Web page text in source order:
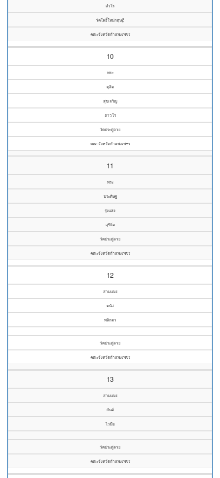
สํวโร
วัดโพธิ์ใหม่กฤษฎี
คณะจังหวัดกำแพงเพชร
10
พระ
ดุสิต
สุขเจริญ
ถาวโร
วัดประดู่ลาย
คณะจังหวัดกำแพงเพชร
11
พระ
ประดิษฐ
รุ่งแสง
สุขิโต
วัดประดู่ลาย
คณะจังหวัดกำแพงเพชร
12
สามเณร
มนัส
พลิกดา
วัดประดู่ลาย
คณะจังหวัดกำแพงเพชร
13
สามเณร
กันต์
ไวมือ
วัดประดู่ลาย
คณะจังหวัดกำแพงเพชร